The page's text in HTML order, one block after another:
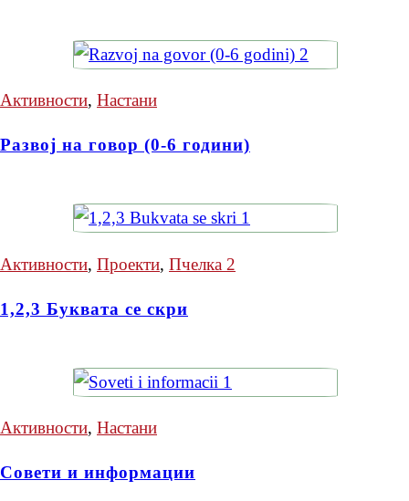
Активности, Настани
Развој на говор (0-6 години)
Активности, Проекти, Пчелка 2
1,2,3 Буквата се скри
Активности, Настани
Совети и информации